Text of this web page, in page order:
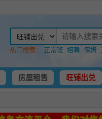
热门搜索： 正常班 招聘 保姆
房屋租售 旺铺出兑